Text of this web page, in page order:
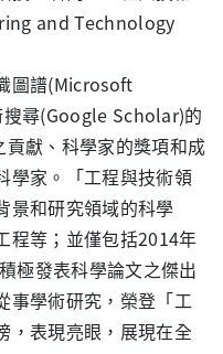
and Technology
圖譜(Microsoft
尋(Google Scholar)的
獻、科學家的獎項和成
學家。「工程與技術領
景和研究領域的科學
程等；並僅包括2014年
極發表科學論文之傑出
事學術研究，榮登「工
，表現亮眼，展現在全